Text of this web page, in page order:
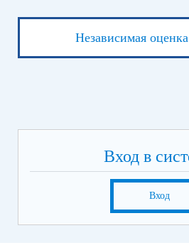
Независимая оценка
Вход в
Вход